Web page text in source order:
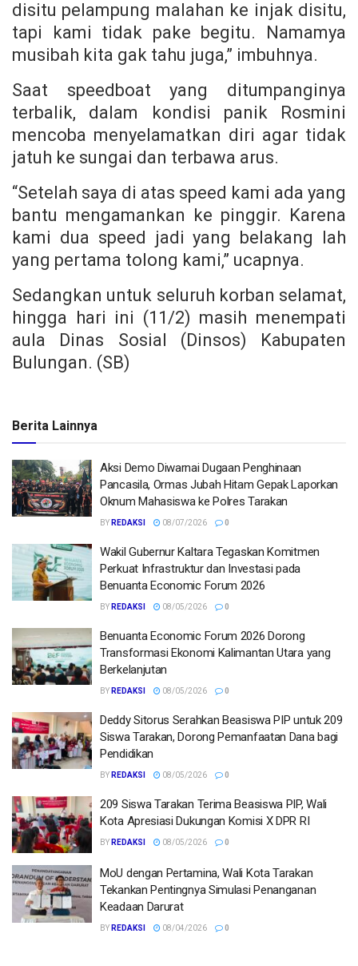
disitu pelampung malahan ke injak disitu,
tapi kami tidak pake begitu. Namamya
musibah kita gak tahu juga,” imbuhnya.
Saat speedboat yang ditumpanginya
terbalik, dalam kondisi panik Rosmini
mencoba menyelamatkan diri agar tidak
jatuh ke sungai dan terbawa arus.
“Setelah saya di atas speed kami ada yang
bantu mengamankan ke pinggir. Karena
kami dua speed jadi yang belakang lah
yang pertama tolong kami,” ucapnya.
Sedangkan untuk seluruh korban selamat,
hingga hari ini (11/2) masih menempati
aula Dinas Sosial (Dinsos) Kabupaten
Bulungan. (SB)
Berita Lainnya
Aksi Demo Diwarnai Dugaan Penghinaan
Pancasila, Ormas Jubah Hitam Gepak Laporkan
Oknum Mahasiswa ke Polres Tarakan
BY REDAKSI 08/07/2026 0
Wakil Gubernur Kaltara Tegaskan Komitmen
Perkuat Infrastruktur dan Investasi pada
Benuanta Economic Forum 2026
BY REDAKSI 08/05/2026 0
Benuanta Economic Forum 2026 Dorong
Transformasi Ekonomi Kalimantan Utara yang
Berkelanjutan
BY REDAKSI 08/05/2026 0
Deddy Sitorus Serahkan Beasiswa PIP untuk 209
Siswa Tarakan, Dorong Pemanfaatan Dana bagi
Pendidikan
BY REDAKSI 08/05/2026 0
209 Siswa Tarakan Terima Beasiswa PIP, Wali
Kota Apresiasi Dukungan Komisi X DPR RI
BY REDAKSI 08/05/2026 0
MoU dengan Pertamina, Wali Kota Tarakan
Tekankan Pentingnya Simulasi Penanganan
Keadaan Darurat
BY REDAKSI 08/04/2026 0